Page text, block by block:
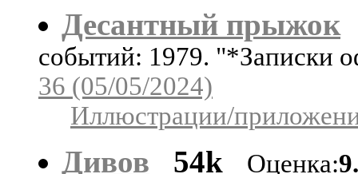
Десантный прыжок
событий: 1979. "*Записки
36 (05/05/2024)
Иллюстрации/
Дивов 54k Оценка: